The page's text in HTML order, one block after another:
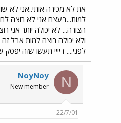
את לא מכירה אותי..אני לא
למות...בעצם אני לא רוצה
הצורה... לא יכולה יותר אני
ולא יכולה רוצה למות אבל
לפני.... דיייי תעשו שזה יפסק
N
NoyNoy
New member
22/7/01